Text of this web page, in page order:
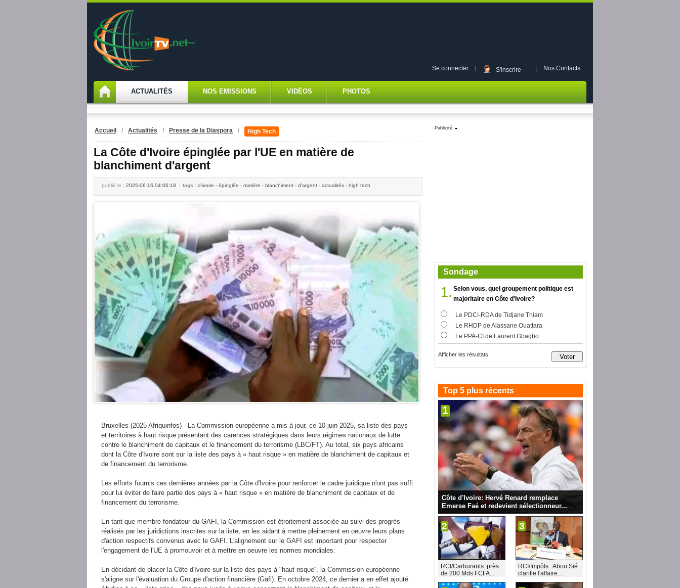
ACTUALITÉS NOS EMISSIONS VIDÉOS PHOTOS
Se connecter S'inscrire Nos Contacts
Accueil / Actualités / Presse de la Diaspora / High Tech
La Côte d'Ivoire épinglée par l'UE en matière de
blanchiment d'argent
publiè le : 2025-06-16 04:06:18 tags : d'ivoire - épinglée - matière - blanchiment - d'argent - actualités - high tech
Bruxelles (2025 Afriquinfos) - La Commission européenne a mis à jour, ce 10 juin 2025, sa liste des pays
et territoires à haut risque présentant des carences stratégiques dans leurs régimes nationaux de lutte
contre le blanchiment de capitaux et le financement du terrorisme (LBC/FT). Au total, six pays africains
dont la Côte d'Ivoire sont sur la liste des pays à « haut risque » en matière de blanchiment de capitaux et
de financement du terrorisme.
Les efforts fournis ces dernières années par la Côte d'Ivoire pour renforcer le cadre juridique n'ont pas suffi
pour lui éviter de faire partie des pays à « haut risque » en matière de blanchiment de capitaux et de
financement du terrorisme.
En tant que membre fondateur du GAFI, la Commission est étroitement associée au suivi des progrès
réalisés par les juridictions inscrites sur la liste, en les aidant à mettre pleinement en oeuvre leurs plans
d'action respectifs convenus avec le GAFI. L'alignement sur le GAFI est important pour respecter
l'engagement de l'UE à promouvoir et à mettre en oeuvre les normes mondiales.
En décidant de placer la Côte d'Ivoire sur la liste des pays à "haut risque'', la Commission européenne
s'aligne sur l'évaluation du Groupe d'action financière (Gafi). En octobre 2024, ce dernier a en effet ajouté
Publicité
Sondage
Selon vous, quel groupement politique est
majoritaire en Côte d'Ivoire?
1.
Le PDCI-RDA de Tidjane Thiam
Le RHDP de Alassane Ouattara
Le PPA-CI de Laurent Gbagbo
Afficher les résultats
Top 5 plus récents
1
Côte d'Ivoire: Hervé Renard remplace
Emerse Faé et redevient sélectionneur...
2
RCI/Carburants: près
de 200 Mds FCFA...
3
RCI/Impôts : Abou Sié
clarifie l'affaire...